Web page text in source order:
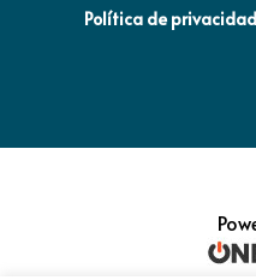
Política de